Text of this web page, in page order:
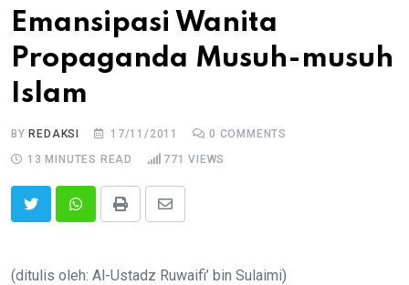
Emansipasi Wanita
Propaganda Musuh-musuh
Islam
BYREDAKSI 17/11/2011 0 COMMENTS
13 MINUTES READ
771 VIEWS
Print
Share
Email
(ditulis oleh: Al-Ustadz Ruwaifi’ bin Sulaimi)